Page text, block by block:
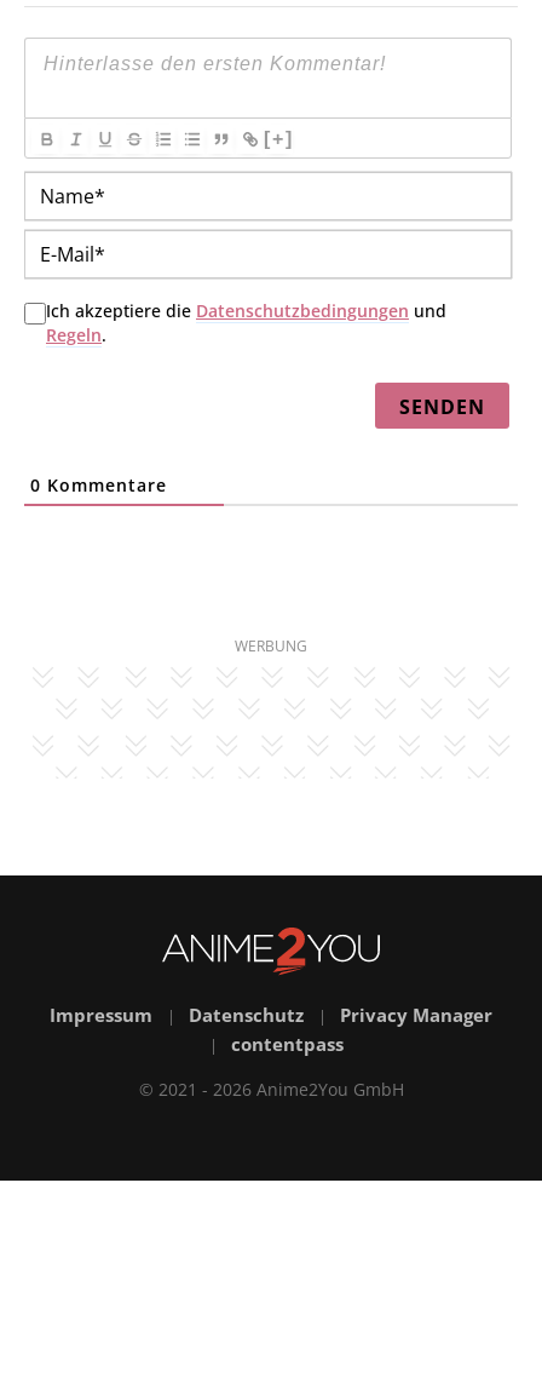
[+]
Ich akzeptiere die Datenschutzbedingungen und
Regeln.
0 Kommentare
WERBUNG
Impressum | Datenschutz | Privacy Manager
| contentpass
© 2021 - 2026 Anime2You GmbH